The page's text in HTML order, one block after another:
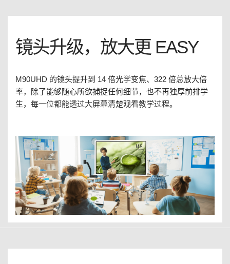
镜头升级，放大更 EASY
M90UHD 的镜头提升到 14 倍光学变焦、322 倍总放大倍
率，除了能够随心所欲捕捉任何细节，也不再独厚前排学
生，每一位都能透过大屏幕清楚观看教学过程。